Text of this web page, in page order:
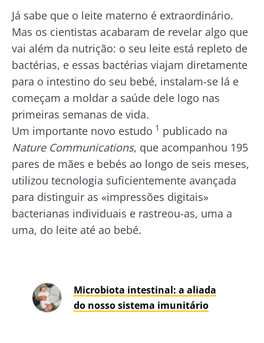
Dr Amine Zorgani
Publicado em
02 Abril 2026
09 Abril 2026
Já sabe que o leite materno é extraordinário.
Mas os cientistas acabaram de revelar algo que
vai além da nutrição: o seu leite está repleto de
bactérias, e essas bactérias viajam diretamente
para o intestino do seu bebé, instalam-se lá e
começam a moldar a saúde dele logo nas
primeiras semanas de vida.
Um importante novo estudo 1 publicado na
Nature Communications, que acompanhou 195
pares de mães e bebés ao longo de seis meses,
utilizou tecnologia suficientemente avançada
para distinguir as «impressões digitais»
bacterianas individuais e rastreou-as, uma a
uma, do leite até ao bebé.
Microbiota intestinal: a aliada
do nosso sistema imunitário